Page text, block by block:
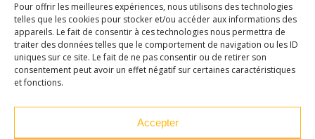
Pour offrir les meilleures expériences, nous utilisons des technologies
telles que les cookies pour stocker et/ou accéder aux informations des
appareils. Le fait de consentir à ces technologies nous permettra de
traiter des données telles que le comportement de navigation ou les ID
uniques sur ce site. Le fait de ne pas consentir ou de retirer son
consentement peut avoir un effet négatif sur certaines caractéristiques
et fonctions.
Accepter
32 Rue 86E Régiment d'Infanterie
43000 Le Puy-en-Velay
04 71 04 37 35